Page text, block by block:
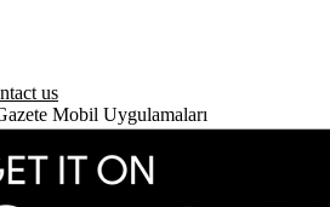
us
Mobil Uygulamaları